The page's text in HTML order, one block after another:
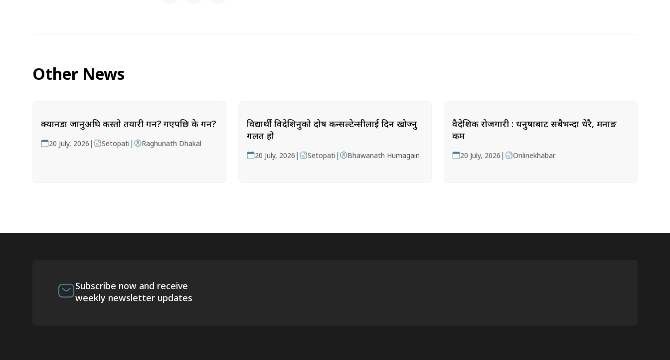
Other News
क्यानडा जानुअघि कस्तो तयारी गर्ने? गएपछि के गर्ने?
20 July, 2026 | Setopati | Raghunath Dhakal
विद्यार्थी विदेशिनुको दोष कन्सल्टेन्सीलाई दिन खोज्नु
गलत हो
20 July, 2026 | Setopati | Bhawanath Humagain
वैदेशिक रोजगारी : धनुषाबाट सबैभन्दा धेरै, मनाङ
कम
20 July, 2026 | Onlinekhabar
Subscribe now and receive
weekly newsletter updates